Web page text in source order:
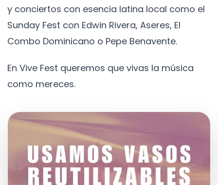
y conciertos con esencia latina local como el
Sunday Fest con Edwin Rivera, Aseres, El
Combo Dominicano o Pepe Benavente.
En Vive Fest queremos que vivas la música
como mereces.